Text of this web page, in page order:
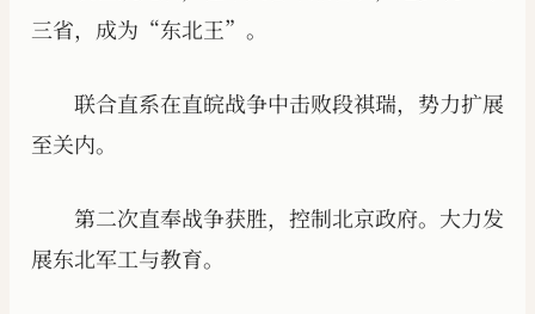
三省，成为“东北王”。
联合直系在直皖战争中击败段祺瑞，势力扩展
至关内。
第二次直奉战争获胜，控制北京政府。大力发
展东北军工与教育。